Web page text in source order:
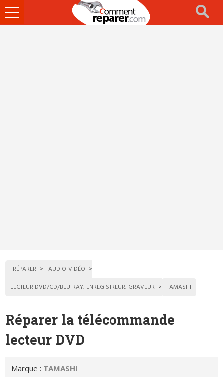
Ouvrir
le
RÉPARER
AUDIO-VIDÉO
LECTEUR DVD/CD/BLU-RAY, ENREGISTREUR, GRAVEUR
TAMASHI
Réparer la télécommande
lecteur DVD
Marque : TAMASHI